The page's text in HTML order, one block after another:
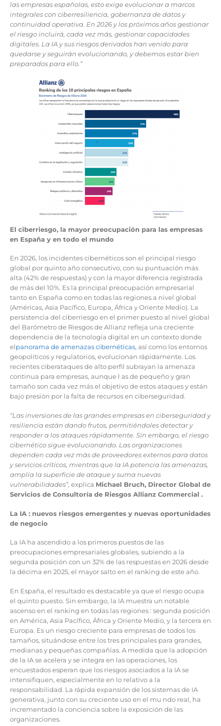
las empresas españolas, esto exige evolucionar a marcos
integrales con ciberresiliencia, gobernanza de datos y
continuidad operativa. En 2026 y los próximos años gestionar
el riesgo incluirá, cada vez más, gestionar capacidades
digitales. La IA y sus riesgos derivados han venido para
quedarse y seguirán evolucionando, y debemos estar bien
preparados para ello.”
El ciberriesgo, la mayor preocupación para las empresas
en España y en todo el mundo
En 2026, los incidentes cibernéticos son el principal riesgo
global por quinto año consecutivo, con su puntuación más
alta (42% de respuestas) y con la mayor diferencia registrada
de más del 10%. Es la principal preocupación empresarial
tanto en España como en todas las regiones a nivel global
(Américas, Asia Pacífico, Europa, África y Oriente Medio). La
persistencia del ciberriesgo en el primer puesto al nivel global
del Barómetro de Riesgos de Allianz refleja una creciente
dependencia de la tecnología digital en un contexto donde
elpanorama de amenazas cibernéticas, así como los entornos
geopolíticos y regulatorios, evolucionan rápidamente. Los
recientes ciberataques de alto perfil subrayan la amenaza
continua para empresas, aunque l as de pequeño y gran
tamaño son cada vez más el objetivo de estos ataques y están
bajo presión por la falta de recursos en ciberseguridad.
“Las inversiones de las grandes empresas en ciberseguridad y
resiliencia están dando frutos, permitiéndoles detectar y
responder a los ataques rápidamente. Sin embargo, el riesgo
cibernético sigue evolucionando. Las organizaciones
dependen cada vez más de proveedores externos para datos
y servicios críticos, mientras que la IA potencia las amenazas,
amplía la superficie de ataque y suma nuevas
vulnerabilidades”, explica Michael Bruch, Director Global de
Servicios de Consultoría de Riesgos Allianz Commercial .
La IA : nuevos riesgos emergentes y nuevas oportunidades
de negocio
La IA ha ascendido a los primeros puestos de las
preocupaciones empresariales globales, subiendo a la
segunda posición con un 32% de las respuestas en 2026 desde
la décima en 2025, el mayor salto en el ranking de este año.
En España, el resultado es destacable ya que el riesgo ocupa
el quinto puesto. Sin embargo, la IA muestra un notable
ascenso en el ranking en todas las regiones : segunda posición
en América, Asia Pacífico, África y Oriente Medio, y la tercera en
Europa. Es un riesgo creciente para empresas de todos los
tamaños, situándose entre los tres principales para grandes,
medianas y pequeñas compañías. A medida que la adopción
de la IA se acelera y se integra en las operaciones, los
encuestados esperan que los riesgos asociados a la IA se
intensifiquen, especialmente en lo relativo a la
responsabilidad. La rápida expansión de los sistemas de IA
generativa, junto con su creciente uso en el mu ndo real, ha
incrementado la conciencia sobre la exposición de las
organizaciones.